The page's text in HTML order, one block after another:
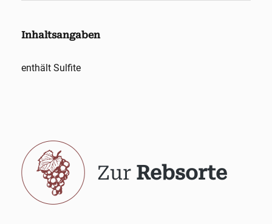
Inhaltsangaben
enthält Sulfite
Zur Rebsorte